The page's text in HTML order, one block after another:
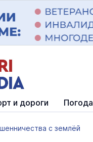
и дороги Погода
с землёй